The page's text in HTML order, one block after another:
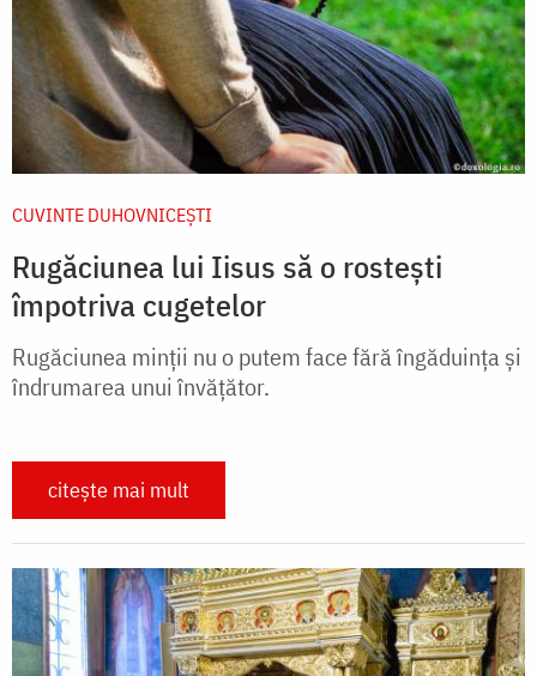
CUVINTE DUHOVNICEȘTI
Rugăciunea lui Iisus să o rostești
împotriva cugetelor
Rugăciunea minţii nu o putem face fără îngăduinţa şi
îndrumarea unui învăţător.
citește mai mult